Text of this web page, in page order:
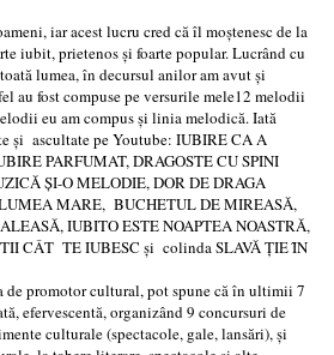
iar acest lucru cred că îl moștenesc de la
iubit, prietenos și foarte popular. Lucrând cu
lumea, în decursul anilor am avut și
au fost compuse pe versurile mele12 melodii
eu am compus și linia melodică. Iată
și ascultate pe Youtube: IUBIRE CA A
PARFUMAT, DRAGOSTE CU SPINI
ŞI-O MELODIE, DOR DE DRAGA
MARE, BUCHETUL DE MIREASĂ,
IUBITO ESTE NOAPTEA NOASTRĂ,
CÂT TE IUBESC și colinda SLAVĂ ŢIE ȊN
de promotor cultural, pot spune că în ultimii 7
efervescentă, organizând 9 concursuri de
culturale (spectacole, gale, lansări), și